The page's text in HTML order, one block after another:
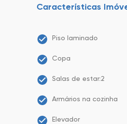
Características
Piso laminado
Copa
Salas de estar:2
Armários na cozinha
Elevador